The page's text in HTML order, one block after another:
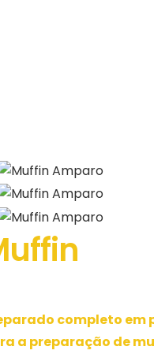
completo em
a preparação de